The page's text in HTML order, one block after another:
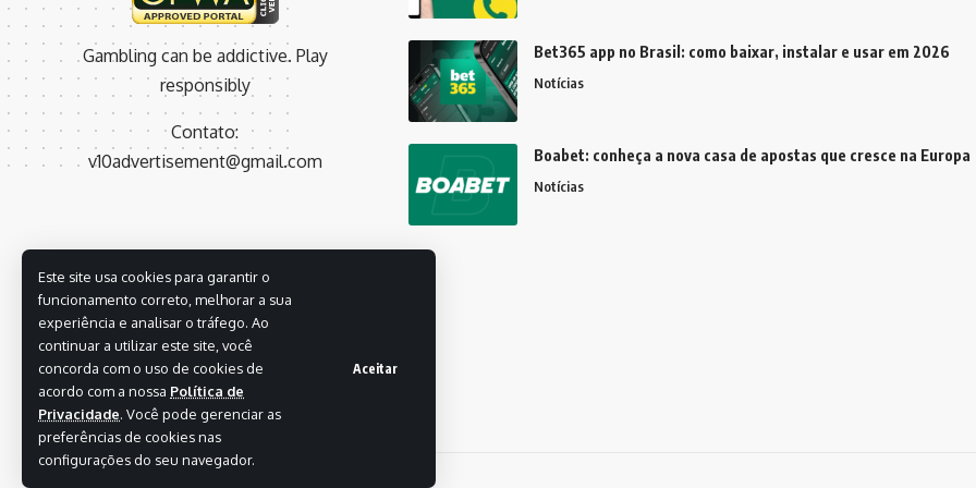
Este site usa cookies para garantir o
funcionamento correto, melhorar a sua
experiência e analisar o tráfego. Ao
continuar a utilizar este site, você
concorda com o uso de cookies de
acordo com a nossa Política de
Privacidade. Você pode gerenciar as
preferências de cookies nas
configurações do seu navegador.
Aceitar
Gambling can be addictive. Play
responsibly
Contato:
v10advertisement@gmail.com
Bet365 app no Brasil: como baixar, instalar e usar em 2026
Notícias
Boabet: conheça a nova casa de apostas que cresce na Europa
Notícias